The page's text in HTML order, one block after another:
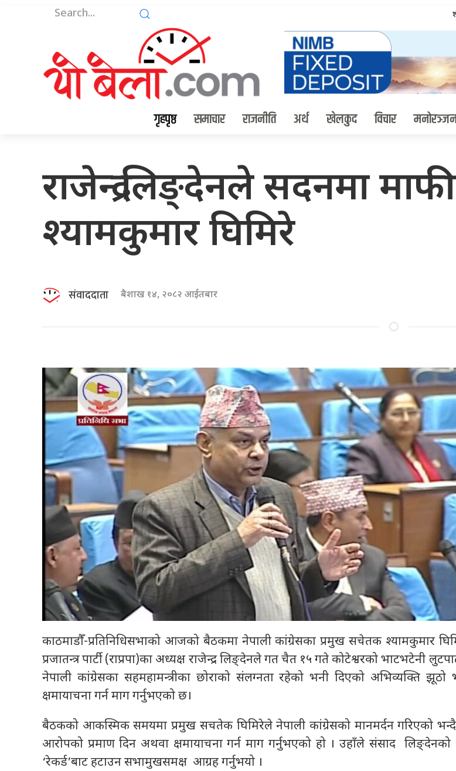
गृहपृष्ठ समाचार राजनीति अर्थ खेलकुद विचार
राजेन्द्र लिङ्देनले सदनमा
श्यामकुमार घिमिरे
संवाददाता बैशाख १४, २०८२ आईतबार
काठमाडौँ-प्रतिनिधिसभाको आजको बैठकमा नेपाली कांग्रेसका प्रमुख सचेतक श्यामकुमार
प्रजातन्त्र पार्टी (राप्रपा)का अध्यक्ष राजेन्द्र लिङ्देनले गत चैत १५ गते कोटेश्वरको भाटभटेनी
नेपाली कांग्रेसका सहमहामन्त्रीका छोराको संलग्नता रहेको भनी दिएको अभिव्यक्ति
क्षमायाचना गर्न माग गर्नुभएको छ।
बैठकको आकस्मिक समयमा प्रमुख सचतेक घिमिरेले नेपाली कांग्रेसको मानमर्दन गरिएको
आरोपको प्रमाण दिन अथवा क्षमायाचना गर्न माग गर्नुभएको हो । उहाँले संसाद लिङ्देनको
‘रेकर्ड’बाट हटाउन सभामुखसमक्ष आग्रह गर्नुभयो ।